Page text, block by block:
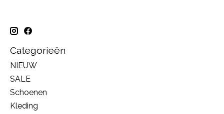
Categorieën
NIEUW
SALE
Schoenen
Kleding